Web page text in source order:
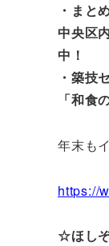
・まと
中央区
中！
・築技
「和
年末も
https://
☆ほし